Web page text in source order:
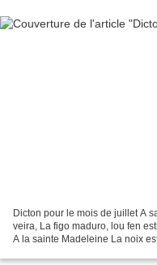
Dicton pour le mois de juillet A
veira, La figo maduro, lou fen
A la sainte Madeleine La noix